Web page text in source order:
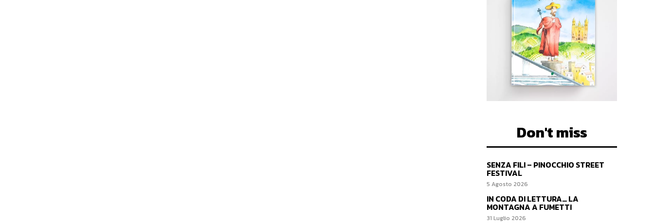
Don't miss
SENZA FILI – PINOCCHIO STREET
FESTIVAL
5 Agosto 2026
IN CODA DI LETTURA… LA
MONTAGNA A FUMETTI
31 Luglio 2026